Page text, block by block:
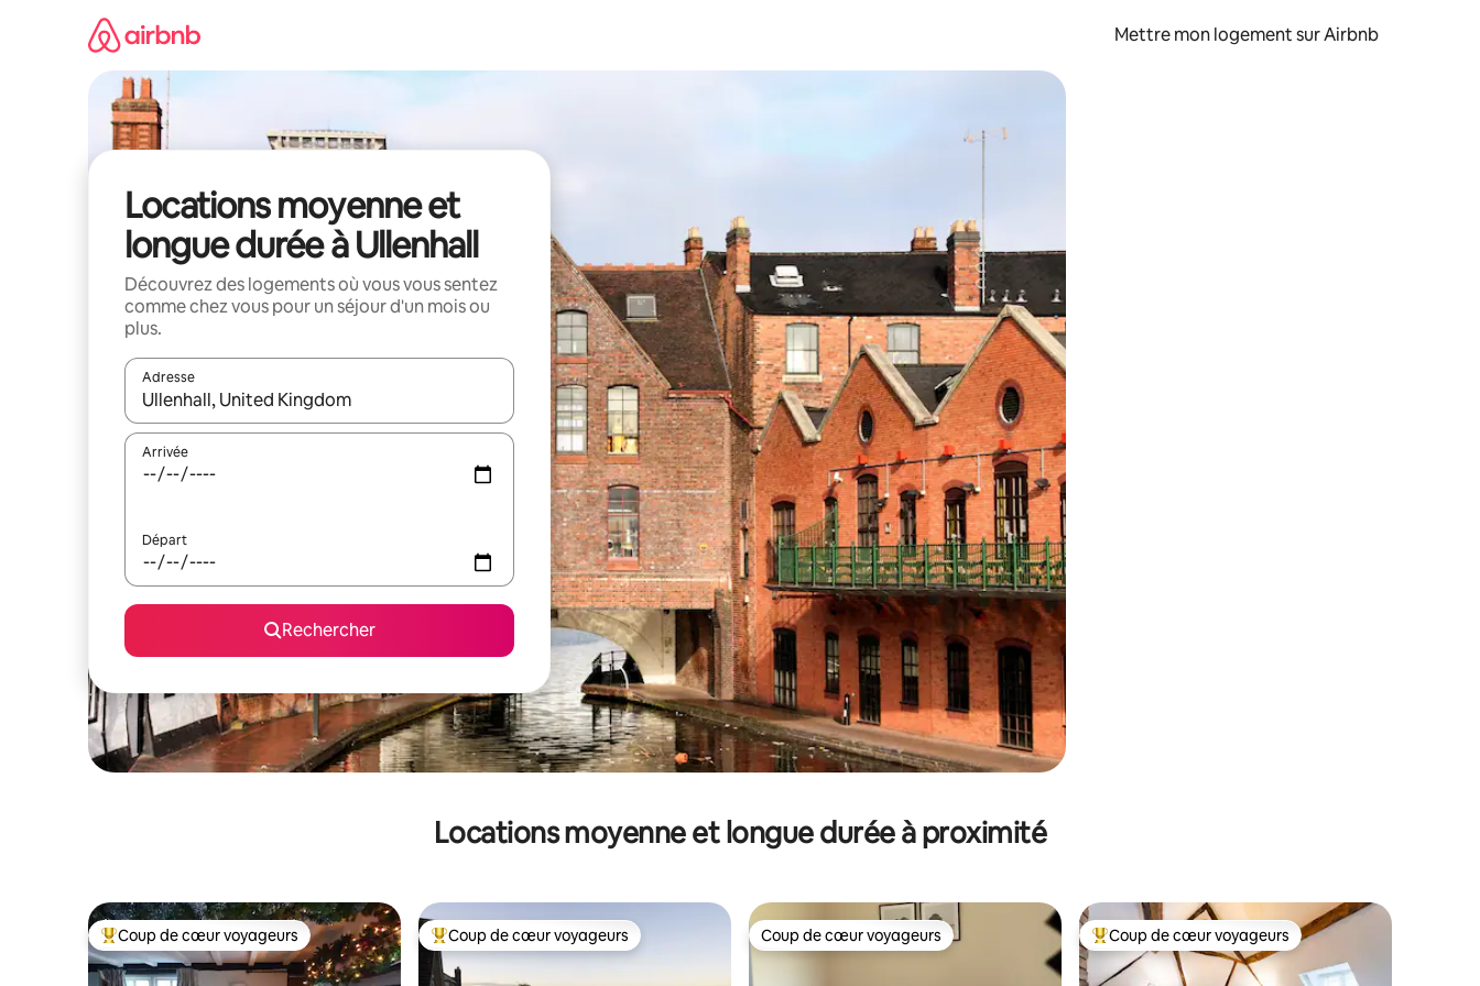
Mettre mon logement sur Airbnb
Locations moyenne et
longue durée à Ullenhall
Découvrez des logements où vous vous sentez
comme chez vous pour un séjour d'un mois ou
plus.
Adresse
Lorsque les résultats s'affichent, utilisez les flèches vers le haut et vers le bas pour les parcourir ou en appuyant et en faisant glisser.
Arrivée
Départ
Rechercher
Locations moyenne et longue durée à proximité
Coups de cœur voyageurs les plus appréciés
Coup de cœur voyageurs Coups de cœur voyageurs les plus appréciés
Coup de cœur voyageurs Coup de cœur voyageurs
Coup de cœur voyageurs Coups de cœur voyageurs les plus appréciés
Coup de cœur voyageurs